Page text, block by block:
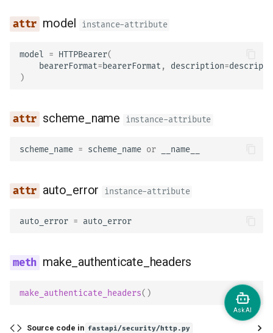
model instance-attribute
model = HTTPBearer(
bearerFormat=bearerFormat , description=
)
scheme_name instance-attribute
scheme_name = scheme_name or __name__
auto_error instance-attribute
auto_error = auto_error
make_authenticate_headers
make_authenticate_headers()
Source code in fastapi/security/http.py